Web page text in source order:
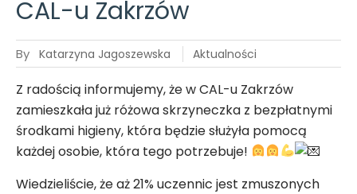
CAL-u Zakrzów
By Katarzyna Jagoszewska Aktualności
Z radością informujemy, że w CAL-u Zakrzów
zamieszkała już różowa skrzyneczka z bezpłatnymi
środkami higieny, która będzie służyła pomocą
każdej osobie, która tego potrzebuje!
Wiedzieliście, że aż 21% uczennic jest zmuszonych